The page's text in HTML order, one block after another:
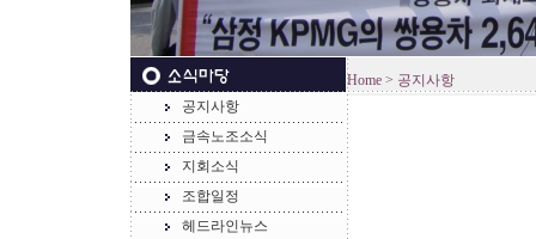
공지사항
금속노조소식
지회소식
조합일정
헤드라인뉴스
Home > 공지사항